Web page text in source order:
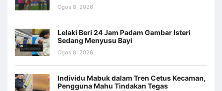
Ogos 8, 2026
Lelaki Beri 24 Jam Padam Gambar Isteri
Sedang Menyusu Bayi
Ogos 8, 2026
Individu Mabuk dalam Tren Cetus Kecaman,
Pengguna Mahu Tindakan Tegas